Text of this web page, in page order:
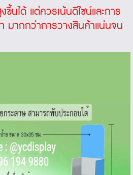
นได้ แต่ควรเน้นดีไซน์และการ
มากกว่าการวางสินค้าแน่นจน